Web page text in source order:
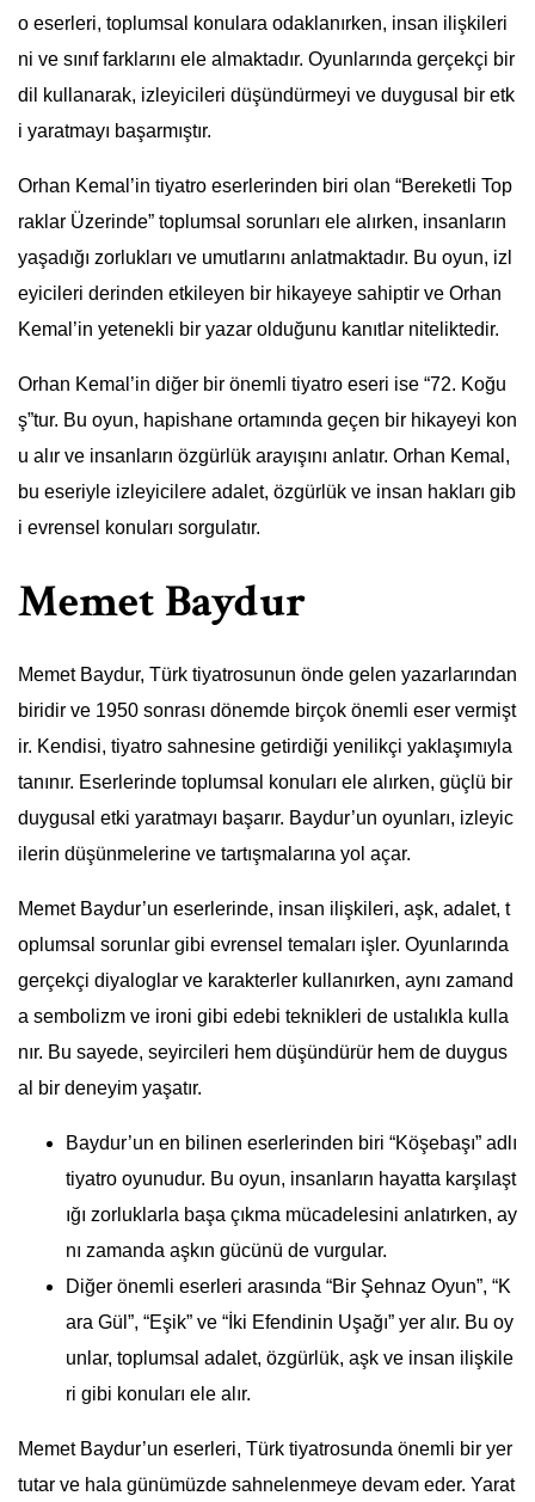
o eserleri, toplumsal konulara odaklanırken, insan ilişkileri
ni ve sınıf farklarını ele almaktadır. Oyunlarında gerçekçi bir
dil kullanarak, izleyicileri düşündürmeyi ve duygusal bir etk
i yaratmayı başarmıştır.
Orhan Kemal’in tiyatro eserlerinden biri olan “Bereketli Top
raklar Üzerinde” toplumsal sorunları ele alırken, insanların
yaşadığı zorlukları ve umutlarını anlatmaktadır. Bu oyun, izl
eyicileri derinden etkileyen bir hikayeye sahiptir ve Orhan
Kemal’in yetenekli bir yazar olduğunu kanıtlar niteliktedir.
Orhan Kemal’in diğer bir önemli tiyatro eseri ise “72. Koğu
ş”tur. Bu oyun, hapishane ortamında geçen bir hikayeyi kon
u alır ve insanların özgürlük arayışını anlatır. Orhan Kemal,
bu eseriyle izleyicilere adalet, özgürlük ve insan hakları gib
i evrensel konuları sorgulatır.
Memet Baydur
Memet Baydur, Türk tiyatrosunun önde gelen yazarlarından
biridir ve 1950 sonrası dönemde birçok önemli eser vermişt
ir. Kendisi, tiyatro sahnesine getirdiği yenilikçi yaklaşımıyla
tanınır. Eserlerinde toplumsal konuları ele alırken, güçlü bir
duygusal etki yaratmayı başarır. Baydur’un oyunları, izleyic
ilerin düşünmelerine ve tartışmalarına yol açar.
Memet Baydur’un eserlerinde, insan ilişkileri, aşk, adalet, t
oplumsal sorunlar gibi evrensel temaları işler. Oyunlarında
gerçekçi diyaloglar ve karakterler kullanırken, aynı zamand
a sembolizm ve ironi gibi edebi teknikleri de ustalıkla kulla
nır. Bu sayede, seyircileri hem düşündürür hem de duygus
al bir deneyim yaşatır.
Baydur’un en bilinen eserlerinden biri “Köşebaşı” adlı
tiyatro oyunudur. Bu oyun, insanların hayatta karşılaşt
ığı zorluklarla başa çıkma mücadelesini anlatırken, ay
nı zamanda aşkın gücünü de vurgular.
Diğer önemli eserleri arasında “Bir Şehnaz Oyun”, “K
ara Gül”, “Eşik” ve “İki Efendinin Uşağı” yer alır. Bu oy
unlar, toplumsal adalet, özgürlük, aşk ve insan ilişkile
ri gibi konuları ele alır.
Memet Baydur’un eserleri, Türk tiyatrosunda önemli bir yer
tutar ve hala günümüzde sahnelenmeye devam eder. Yarat